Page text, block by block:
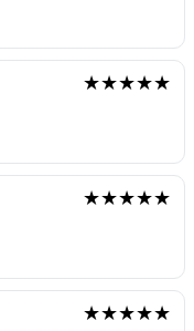
★★★★★
★★★★★
★★★★★